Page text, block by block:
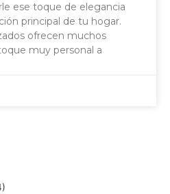
ese toque de elegancia
principal de tu hogar.
ofrecen muchos
muy personal a